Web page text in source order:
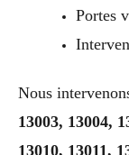
Portes
Nous
13003, 13004,
13010, 13011,